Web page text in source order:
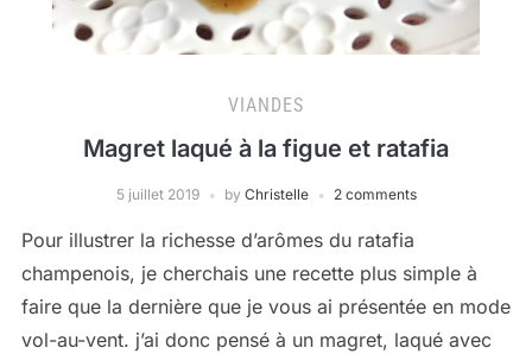
VIANDES
Magret laqué à la figue et ratafia
5 juillet 2019 by Christelle 2 comments
Pour illustrer la richesse d’arômes du ratafia
champenois, je cherchais une recette plus simple à
faire que la dernière que je vous ai présentée en mode
vol-au-vent. j’ai donc pensé à un magret, laqué avec